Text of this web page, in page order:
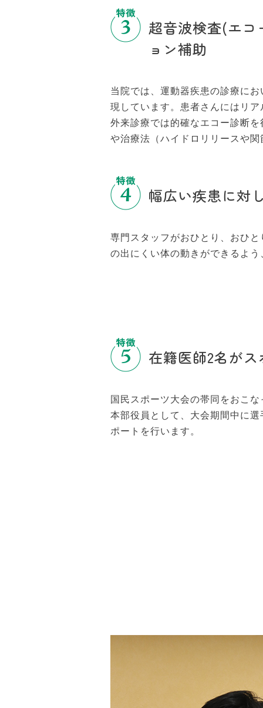
超音波検査(エ
ョン補助
当院では、運動器疾患の診療に
現しています。患者さんにはリ
外来診療では的確なエコー診断
や治療法（ハイドロリリースや
幅広い疾患に対
専門スタッフがおひとり、おひ
の出にくい体の動きができるよ
在籍医師2名が
国民スポーツ大会の帯同をおこ
本部役員として、大会期間中に
ポートを行います。